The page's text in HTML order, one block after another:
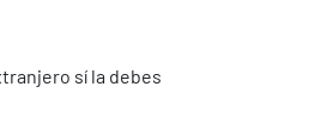
sí la debes